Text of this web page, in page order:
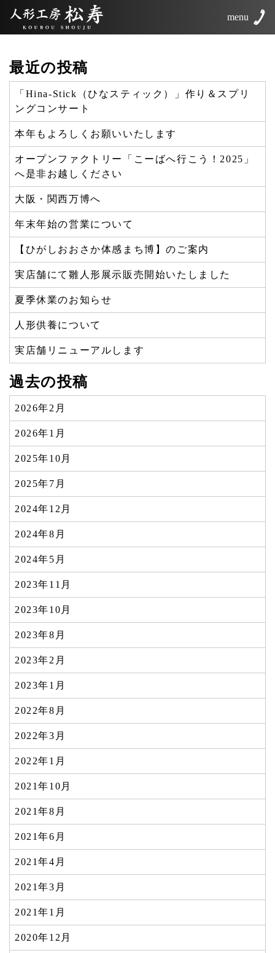
menu
最近の投稿
「Hina-Stick（ひなスティック）」作り＆スプリ
ングコンサート
本年もよろしくお願いいたします
オープンファクトリー「こーばへ行こう！2025」
へ是非お越しください
大阪・関西万博へ
年末年始の営業について
【ひがしおおさか体感まち博】のご案内
実店舗にて雛人形展示販売開始いたしました
夏季休業のお知らせ
人形供養について
実店舗リニューアルします
過去の投稿
2026年2月
2026年1月
2025年10月
2025年7月
2024年12月
2024年8月
2024年5月
2023年11月
2023年10月
2023年8月
2023年2月
2023年1月
2022年8月
2022年3月
2022年1月
2021年10月
2021年8月
2021年6月
2021年4月
2021年3月
2021年1月
2020年12月